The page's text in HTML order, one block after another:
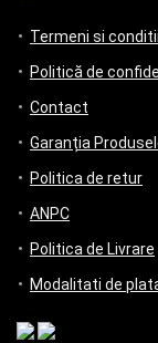
Termeni si conditii
Politică de
Contact
Garanția
Politica de retur
ANPC
Politica de Livrare
Modalitati de